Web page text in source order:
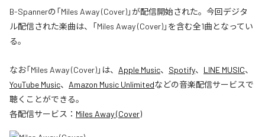
B-Spannerの「Miles Away (Cover)」が配信開始された。今回デジタ
ル配信された楽曲は、「Miles Away (Cover)」を含む全1曲となってい
る。
なお「Miles Away (Cover)」は、 Apple Music、 Spotify、 LINE MUSIC、
YouTube Music、 Amazon Music Unlimitedなどの音楽配信サービスで
聴くことができる。
各配信サービス： Miles Away (Cover)